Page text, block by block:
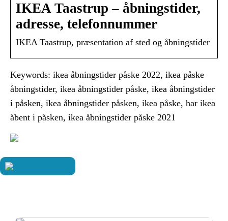
IKEA Taastrup – åbningstider,
adresse, telefonnummer
IKEA Taastrup, præsentation af sted og åbningstider
Keywords: ikea åbningstider påske 2022, ikea påske
åbningstider, ikea åbningstider påske, ikea åbningstider
i påsken, ikea åbningstider påsken, ikea påske, har ikea
åbent i påsken, ikea åbningstider påske 2021